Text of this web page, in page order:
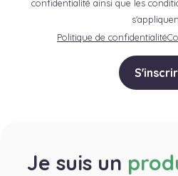
confidentialité ainsi que les
Politique de confidentialité
Je suis un